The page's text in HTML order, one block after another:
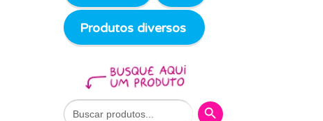
Produtos diversos
Search
for:
Search Button